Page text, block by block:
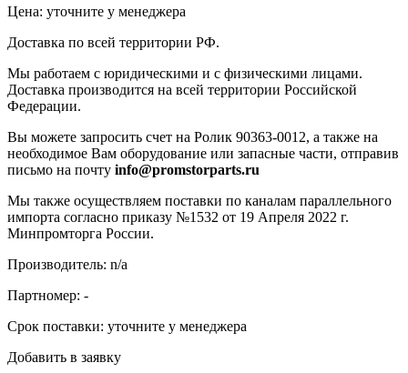
Цена: уточните у менеджера
Доставка по всей территории РФ.
Мы работаем с юридическими и с физическими лицами.
Доставка производится на всей территории Российской
Федерации.
Вы можете запросить счет на Ролик 90363-0012, а также на
необходимое Вам оборудование или запасные части, отправив
письмо на почту info@promstorparts.ru
Мы также осуществляем поставки по каналам параллельного
импорта согласно приказу №1532 от 19 Апреля 2022 г.
Минпромторга России.
Производитель: n/a
Партномер: -
Срок поставки: уточните у менеджера
Добавить в заявку